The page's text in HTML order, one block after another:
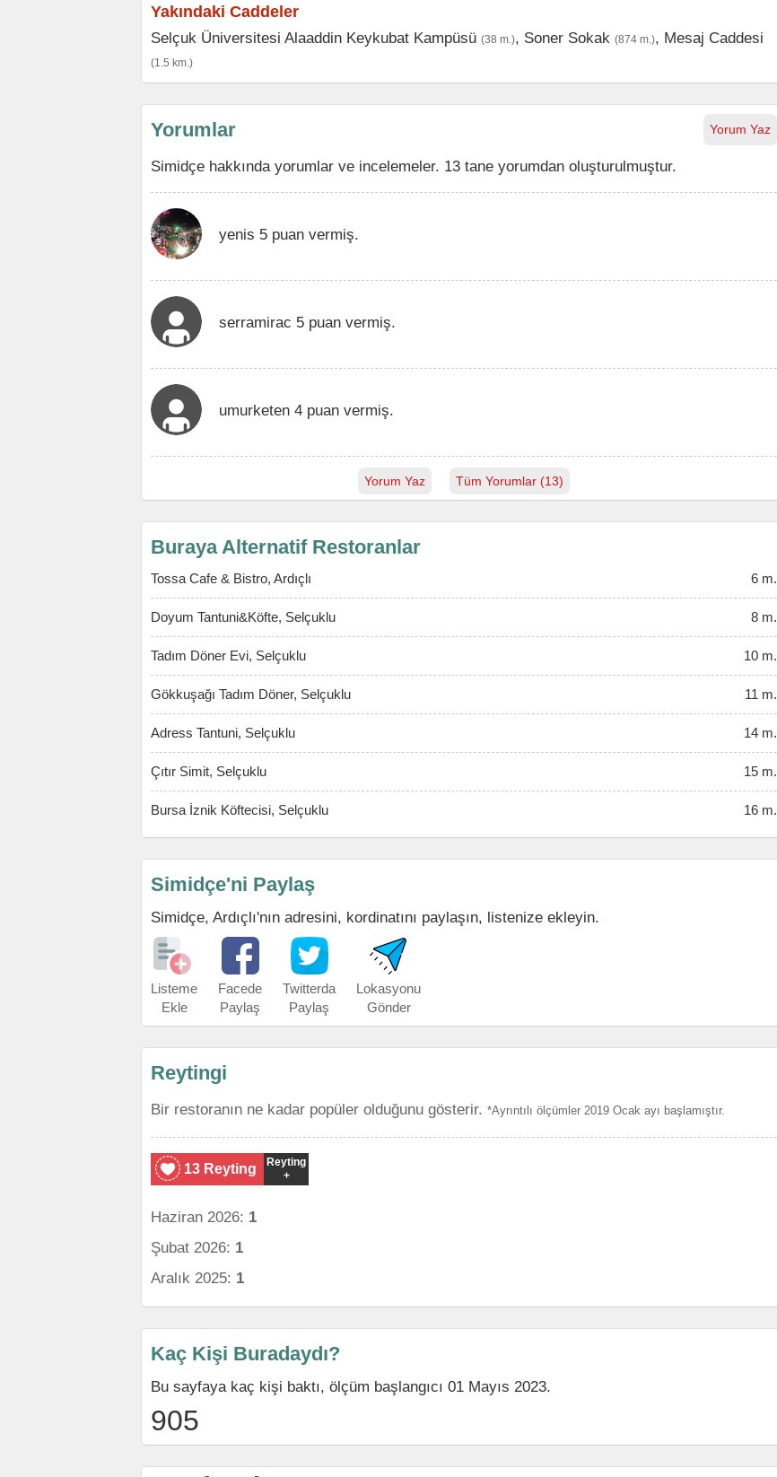
Yakındaki Caddeler
Selçuk Üniversitesi Alaaddin Keykubat Kampüsü (38 m.), Soner Sokak (874 m.), Mesaj Caddesi
(1.5 km.)
Yorum Yaz
Yorumlar
Simidçe hakkında yorumlar ve incelemeler. 13 tane yorumdan oluşturulmuştur.
yenis 5 puan vermiş.
serramirac 5 puan vermiş.
umurketen 4 puan vermiş.
Yorum Yaz Tüm Yorumlar (13)
Buraya Alternatif Restoranlar
Tossa Cafe & Bistro, Ardıçlı 6 m.
Doyum Tantuni&Köfte, Selçuklu 8 m.
Tadım Döner Evi, Selçuklu 10 m.
Gökkuşağı Tadım Döner, Selçuklu 11 m.
Adress Tantuni, Selçuklu 14 m.
Çıtır Simit, Selçuklu 15 m.
Bursa İznik Köftecisi, Selçuklu 16 m.
Simidçe'ni Paylaş
Simidçe, Ardıçlı'nın adresini, kordinatını paylaşın, listenize ekleyin.
Listeme
Ekle
Facede
Paylaş
Twitterda
Paylaş
Lokasyonu
Gönder
Reytingi
Bir restoranın ne kadar popüler olduğunu gösterir. *Ayrıntılı ölçümler 2019 Ocak ayı başlamıştır.
13 Reyting
Reyting
+
Haziran 2026: 1
Şubat 2026: 1
Aralık 2025: 1
Kaç Kişi Buradaydı?
Bu sayfaya kaç kişi baktı, ölçüm başlangıcı 01 Mayıs 2023.
905